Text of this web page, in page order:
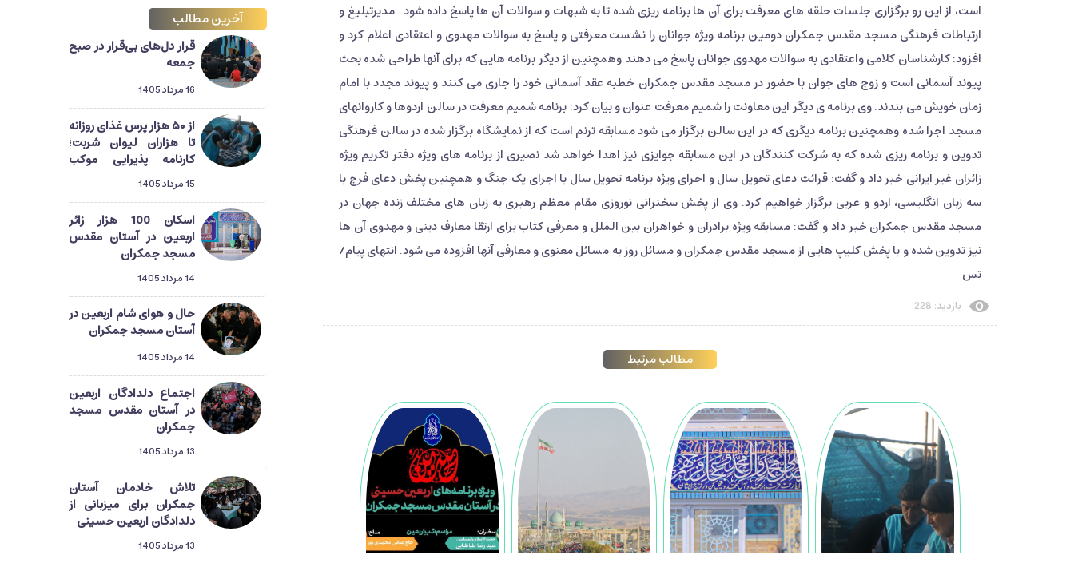
است، از این رو برگزاری جلسات حلقه های معرفت برای آن ها برنامه ریزی شده تا به شبهات و سوالات آن ها پاسخ داده شود . مدیرتبلیغ و
ارتباطات فرهنگی مسجد مقدس جمکران دومین برنامه ویژه جوانان را نشست معرفتی و پاسخ به سوالات مهدوی و اعتقادی اعلام کرد و
افزود: کارشناسان کلامی واعتقادی به سوالات مهدوی جوانان پاسخ می دهند وهمچنین از دیگر برنامه هایی که برای آنها طراحی شده بحث
پیوند آسمانی است و زوج های جوان با حضور در مسجد مقدس جمکران خطبه عقد آسمانی خود را جاری می کنند و پیوند مجدد با امام
زمان خویش می بندند. وی برنامه ی دیگر این معاونت را شمیم معرفت عنوان و بیان کرد: برنامه شمیم معرفت در سالن اردوها و کاروانهای
مسجد اجرا شده وهمچنین برنامه دیگری که در این سالن برگزار می شود مسابقه ترنم است که از نمایشگاه برگزار شده در سالن فرهنگی
تدوین و برنامه ریزی شده که به شرکت کنندگان در این مسابقه جوایزی نیز اهدا خواهد شد نصیری از برنامه های ویژه دفتر تکریم ویژه
زائران غیر ایرانی خبر داد و گفت: قرائت دعای تحویل سال و اجرای ویژه برنامه تحویل سال با اجرای یک جنگ و همچنین پخش دعای فرج با
سه زبان انگلیسی، اردو و عربی برگزار خواهیم کرد. وی از پخش سخنرانی نوروزی مقام معظم رهبری به زبان های مختلف زنده جهان در
مسجد مقدس جمکران خبر داد و گفت: مسابقه ویژه برادران و خواهران بین الملل و معرفی کتاب برای ارتقا معارف دینی و مهدوی آن ها
نیز تدوین شده و با پخش کلیپ هایی از مسجد مقدس جمکران و مسائل روز به مسائل معنوی و معارفی آنها افزوده می شود. انتهای پیام/
تس
بازدید: 228
مطالب مرتبط
آخرین مطالب
قرار دل‌های بی‌قرار در صبح
جمعه
16 مرداد 1405
از ۵۰ هزار پرس غذای روزانه
تا هزاران لیوان شربت؛
کارنامه پذیرایی موکب
آستان مسجد جمکران از
زائران اربعین
15 مرداد 1405
اسکان 100 هزار زائر
اربعین در آستان مقدس
مسجد جمکران
14 مرداد 1405
حال و هوای شام اربعین در
آستان مسجد جمکران
14 مرداد 1405
اجتماع دلدادگان اربعین
در آستان مقدس مسجد
جمکران
13 مرداد 1405
تلاش خادمان آستان
جمکران برای میزبانی از
دلدادگان اربعین حسینی
13 مرداد 1405